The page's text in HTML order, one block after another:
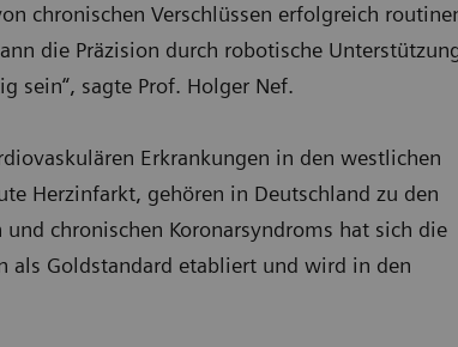
chronischen Verschlüssen erfolgreich
die Präzision durch robotische
sein“, sagte Prof. Holger Nef.
Erkrankungen in den westlichen
Herzinfarkt, gehören in Deutschland zu den
chronischen Koronarsyndroms hat sich die
Goldstandard etabliert und wird in den